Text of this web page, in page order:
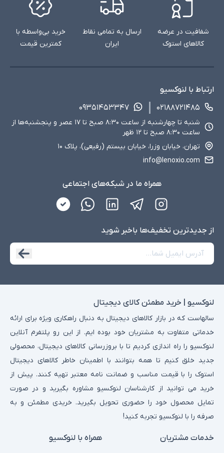
شفافیت در عرضه
کالاهای استوک
ارسال به تمامی نقاط
ایران
خرید بی‌واسطه با
کمترین قیمت
ارتباط با لنوکسیو
۰۲۱۸۸۷۲۱۴۸۵
۰۹۳۵۱۴۵۳۳۴۷
شنبه تا چهارشنبه از ساعت ۸:۳۰ صبح تا ۱۷ عصر و پنجشنبه‌ها از
ساعت ۸:۳۰ صبح تا ۱۲ ظهر
تهران، خیابان وزرا، خیابان بیستم (رفیعی)، پلاک ۱۰
info@lenoxio.com
همراه ما در شبکه‌های اجتماعی
از جدید‌ترین تخفیف‌ها با‌خبر شوید
لنوکسیو | خرید مطمئن کالای دیجیتال
سالهاست که در بازار کالاهای دیجیتال به دنبال راهکاری ویژه برای ارائه
خدماتی متفاوت به مشتریان خود بوده ایم. از این رو پلتفرم آنلاین
لنوکسیو را راه اندازی کردیم تا با بروزرسانی کالاهای دیجیتال، محصولی
جدید خلق کنیم تا همه بتوانند با اطمینان خاطر کالاهای دیجیتال
استوک را با قیمت مناسب و ضمانت نامه معتبر تهیه کنند. پیش از
خرید می توانید از کارشناسان لنوکسیو مشاوره بگیرید و در صورت
تمایل محصول خود را حضوری تحویل بگیرید. خریدی مطمئن و به
صرفه را با لنوکسیو تجربه کنید!
خدمات مشتریان همراه با لنوکسیو